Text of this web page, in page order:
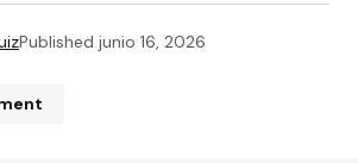
Published junio 16, 2026